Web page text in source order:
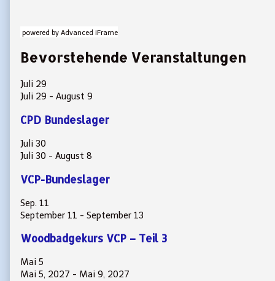
powered by Advanced iFrame
Bevorstehende Veranstaltungen
Juli 29
Juli 29 - August 9
CPD Bundeslager
Juli 30
Juli 30 - August 8
VCP-Bundeslager
Sep. 11
September 11 - September 13
Woodbadgekurs VCP – Teil 3
Mai 5
Mai 5, 2027 - Mai 9, 2027